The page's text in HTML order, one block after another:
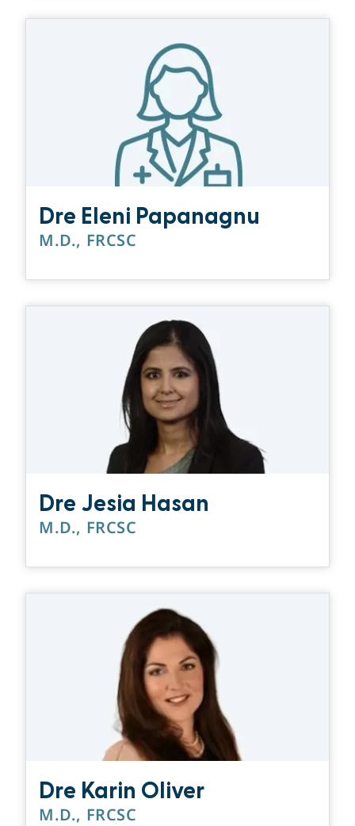
Dre Eleni Papanagnu
M.D., FRCSC
Dre Jesia Hasan
M.D., FRCSC
Dre Karin Oliver
M.D., FRCSC